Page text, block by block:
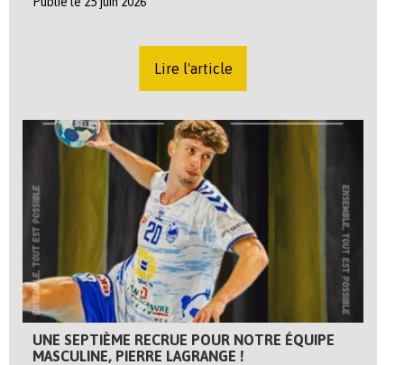
Lire l'article
UNE SEPTIÈME RECRUE POUR NOTRE ÉQUIPE
MASCULINE, PIERRE LAGRANGE !